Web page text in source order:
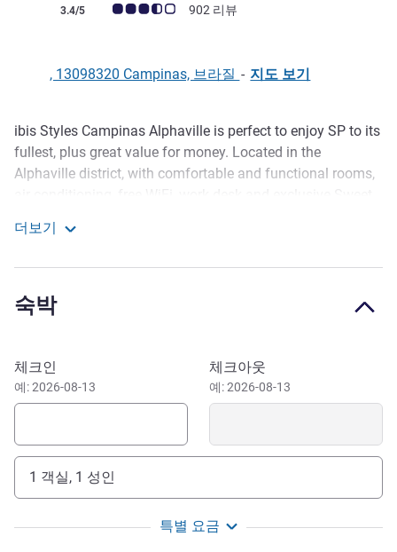
고객 평점 (ALL 평가)
3.4/5 902 리뷰
, 13098320 Campinas, 브라질 - 지도 보기
호텔설명
ibis Styles Campinas Alphaville is perfect to enjoy SP to its
fullest, plus great value for money. Located in the
Alphaville district, with comfortable and functional rooms,
pool, plus gym, restaurant, regional cuisine, bar and events
Things to do in Campinas: visit the green areas of the city
such as Portugal Park and the Taquaral Lagoon, the
Emílio José Salim Ecological Park. Looking for places to
go shopping in Campinas? Visit the D. Pedro Shopping
Mall, one of the most complete entertainment centers in
Take the opportunity to visit cities near Campinas, such as
Holambra and Atibaia. With so many things to do in
Campinas, waste no time in booking ibis Styles Campinas
더보기
숙박
이 호텔 예약하기
체크인
예: 2026-08-13
체크아웃
예: 2026-08-13
1 객실, 1 성인
특별 요금